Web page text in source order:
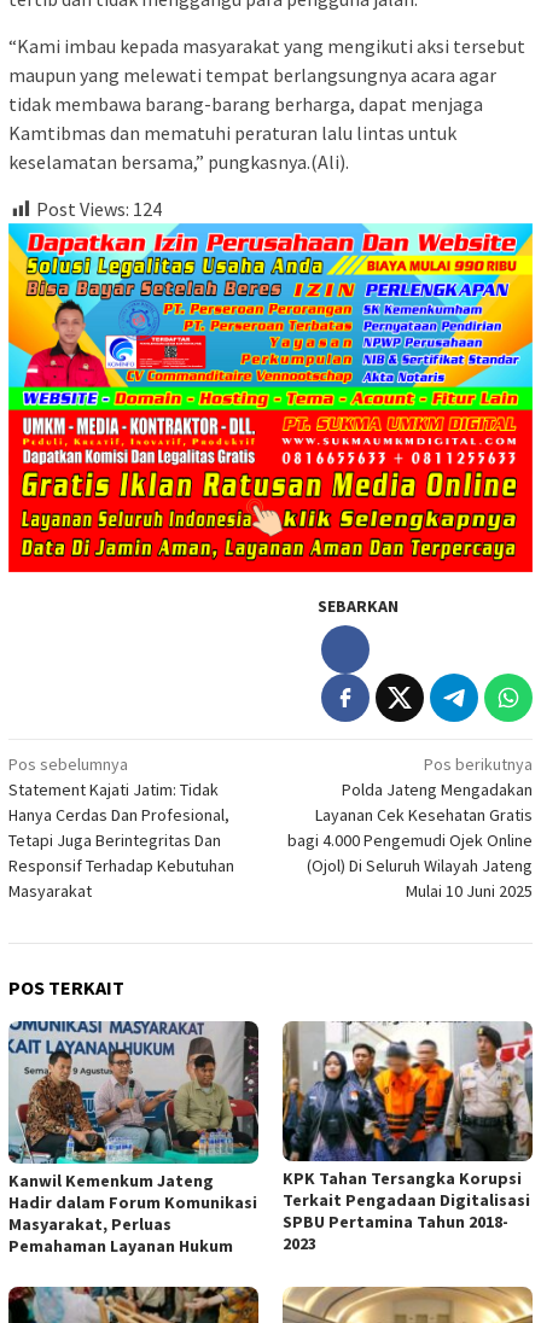
“Kami imbau kepada masyarakat yang mengikuti aksi tersebut
maupun yang melewati tempat berlangsungnya acara agar
tidak membawa barang-barang berharga, dapat menjaga
Kamtibmas dan mematuhi peraturan lalu lintas untuk
keselamatan bersama,” pungkasnya.(Ali).
Post Views: 124
SEBARKAN
Navigasi
pos
Pos sebelumnya
Statement Kajati Jatim: Tidak
Hanya Cerdas Dan Profesional,
Tetapi Juga Berintegritas Dan
Responsif Terhadap Kebutuhan
Masyarakat
Pos berikutnya
Polda Jateng Mengadakan
Layanan Cek Kesehatan Gratis
bagi 4.000 Pengemudi Ojek Online
(Ojol) Di Seluruh Wilayah Jateng
Mulai 10 Juni 2025
POS TERKAIT
Kanwil Kemenkum Jateng
Hadir dalam Forum Komunikasi
Masyarakat, Perluas
Pemahaman Layanan Hukum
KPK Tahan Tersangka Korupsi
Terkait Pengadaan Digitalisasi
SPBU Pertamina Tahun 2018-
2023